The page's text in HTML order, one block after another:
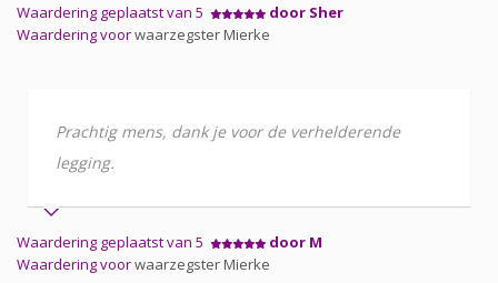
Waardering geplaatst van 5
door Sher
Waardering voorwaarzegster Mierke
Prachtig mens, dank je voor de verhelderende
legging.
Waardering geplaatst van 5
door M
Waardering voorwaarzegster Mierke